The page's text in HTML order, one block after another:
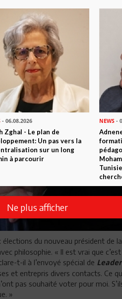
du nouveau président de la
philosophie. « Il est vrai que c’est
t-il à l’envoyé spécial de
et entrepris divers contacts. Ce
pas souhaité voter pour moi.
»
- 06.08.2026
Zghal - Le plan de
Un pas vers la
sur un long
à parcourir
NEWS-
Ne plus afficher